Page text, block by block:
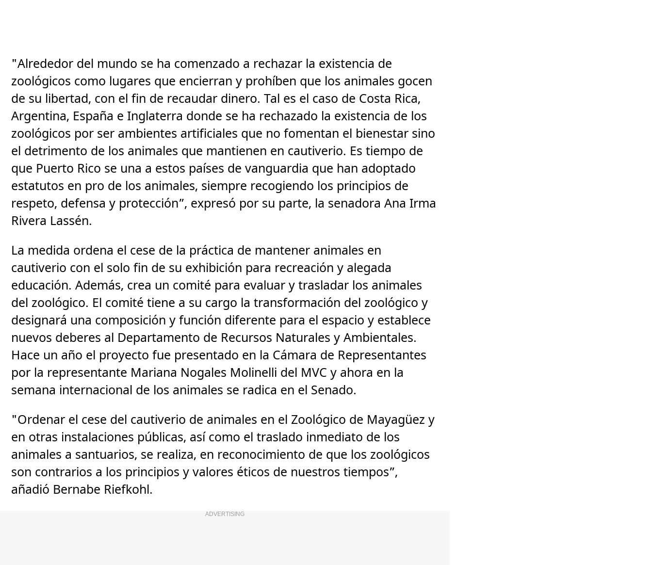
"Alrededor del mundo se ha comenzado a rechazar la existencia de
zoológicos como lugares que encierran y prohíben que los animales gocen
de su libertad, con el fin de recaudar dinero. Tal es el caso de Costa Rica,
Argentina, España e Inglaterra donde se ha rechazado la existencia de los
zoológicos por ser ambientes artificiales que no fomentan el bienestar sino
el detrimento de los animales que mantienen en cautiverio. Es tiempo de
que Puerto Rico se una a estos países de vanguardia que han adoptado
estatutos en pro de los animales, siempre recogiendo los principios de
respeto, defensa y protección”, expresó por su parte, la senadora Ana Irma
Rivera Lassén.
La medida ordena el cese de la práctica de mantener animales en
cautiverio con el solo fin de su exhibición para recreación y alegada
educación. Además, crea un comité para evaluar y trasladar los animales
del zoológico. El comité tiene a su cargo la transformación del zoológico y
designará una composición y función diferente para el espacio y establece
nuevos deberes al Departamento de Recursos Naturales y Ambientales.
Hace un año el proyecto fue presentado en la Cámara de Representantes
por la representante Mariana Nogales Molinelli del MVC y ahora en la
semana internacional de los animales se radica en el Senado.
"Ordenar el cese del cautiverio de animales en el Zoológico de Mayagüez y
en otras instalaciones públicas, así como el traslado inmediato de los
animales a santuarios, se realiza, en reconocimiento de que los zoológicos
son contrarios a los principios y valores éticos de nuestros tiempos”,
añadió Bernabe Riefkohl.
ADVERTISING